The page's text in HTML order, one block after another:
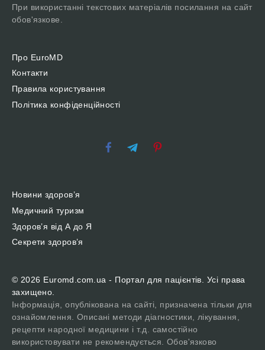
При використанні текстових матеріалів посилання на сайт
обов'язкове.
Про EuroMD
Контакти
Правила користування
Політика конфіденційності
Новини здоров’я
Медичний туризм
Здоров’я від А до Я
Секрети здоров’я
© 2026 Euromd.com.ua - Портал для пацієнтів. Усі права
захищено.
Інформація, опублікована на сайті, призначена тільки для
ознайомлення. Описані методи діагностики, лікування,
рецепти народної медицини і т.д. самостійно
використовувати не рекомендується. Обов'язково